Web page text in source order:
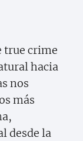
true crime
hacia
nos
más
desde la